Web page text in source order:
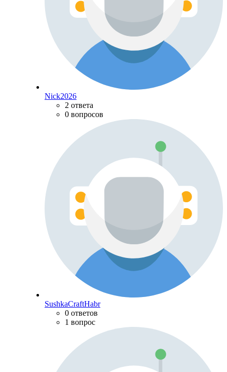
Nick2026
2 ответа
0 вопросов
SushkaCraftHabr
0 ответов
1 вопрос